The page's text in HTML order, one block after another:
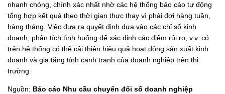
nhanh chóng, chính xác nhất nhờ các hệ thống báo cáo tự động
tổng hợp kết quả theo thời gian thực thay vì phải đợi hàng tuần,
hàng tháng. Việc đưa ra quyết định dựa vào các chỉ số kinh
doanh, phân tích tình huống để xác định các điểm rủi ro, v.v. có
trên hệ thống có thể cải thiện hiệu quả hoạt động sản xuất kinh
doanh và gia tăng tính cạnh tranh của doanh nghiệp trên thị
trường.
Nguồn: Báo cáo Nhu cầu chuyển đổi số doanh nghiệp